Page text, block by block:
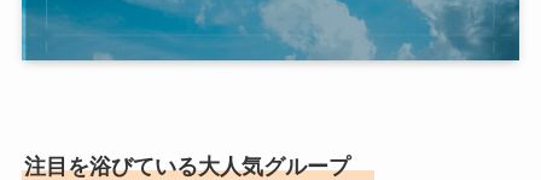
注目を浴びている大人気グループ